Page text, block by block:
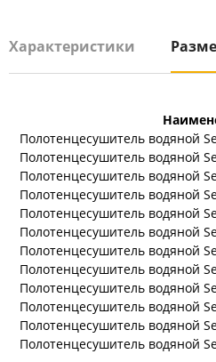
Характеристики
Полотенцесушитель водяной
Полотенцесушитель водяной
Полотенцесушитель водяной
Полотенцесушитель водяной
Полотенцесушитель водяной
Полотенцесушитель водяной
Полотенцесушитель водяной
Полотенцесушитель водяной
Полотенцесушитель водяной
Полотенцесушитель водяной
Полотенцесушитель водяной
Полотенцесушитель водяной